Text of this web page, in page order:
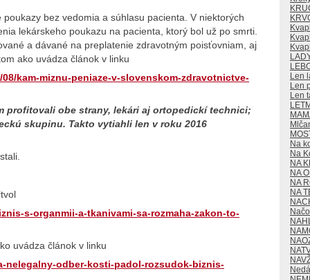
bez vedomia a súhlasu pacienta. V niektorých
lekárskeho poukazu na pacienta, ktorý bol už po smrti.
a dávané na preplatenie zdravotným poisťovniam, aj
ako uvádza článok v linku
kam-miznu-peniaze-v-slovenskom-zdravotnictve-
profitovali obe strany, lekári aj ortopedickí technici;
skupinu. Takto vytiahli len v roku 2016
s-organmii-a-tkanivami-sa-rozmaha-zakon-to-
uvádza článok v linku
nelegalny-odber-kosti-padol-rozsudok-biznis-
Len
Len
Len
Na
Na
NA
NA
NA
NA